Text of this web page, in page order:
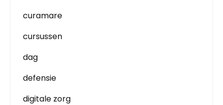
curamare
cursussen
dag
defensie
digitale zorg